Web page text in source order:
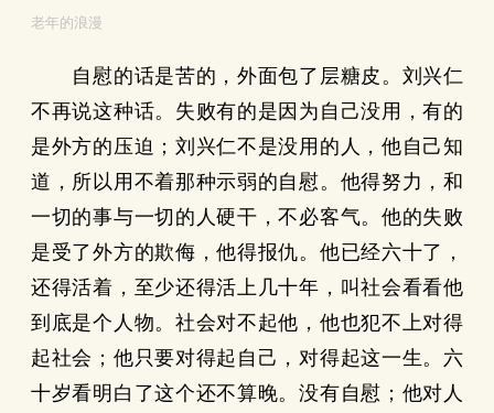
老年的浪漫
自慰的话是苦的，外面包了层糖皮。刘兴仁
不再说这种话。失败有的是因为自己没用，有的
是外方的压迫；刘兴仁不是没用的人，他自己知
道，所以用不着那种示弱的自慰。他得努力，和
一切的事与一切的人硬干，不必客气。他的失败
是受了外方的欺侮，他得报仇。他已经六十了，
还得活着，至少还得活上几十年，叫社会看看他
到底是个人物。社会对不起他，他也犯不上对得
起社会；他只要对得起自己，对得起这一生。六
十岁看明白了这个还不算晚。没有自慰；他对人